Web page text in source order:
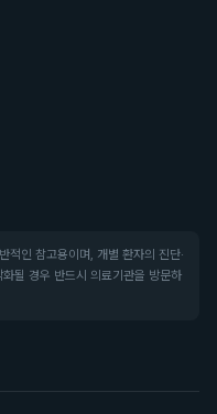
적인 참고용이며, 개별 환자의 진단·
될 경우 반드시 의료기관을 방문하